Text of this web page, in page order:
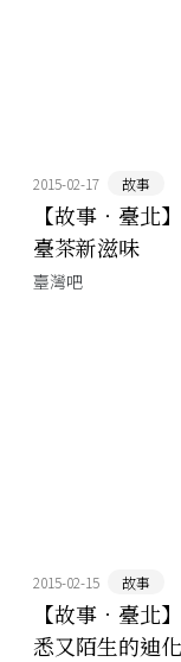
2015-02-17 故事
【故事‧臺北
臺茶新滋味
臺灣吧
2015-02-15 故事
【故事．臺北
悉又陌生的迪